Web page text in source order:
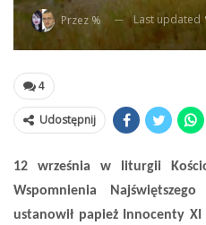
Przez % Last updated
4
Udostępnij
12 września w liturgii
Wspomnienia
ustanowił papież Innocenty